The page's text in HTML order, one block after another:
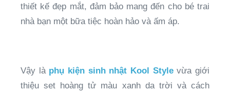
thiết kế đẹp mắt, đảm bảo mang đến cho bé trai
nhà bạn một bữa tiệc hoàn hảo và ấm áp.
Vậy là phụ kiện sinh nhật Kool Stylevừa giới
thiệu set hoàng tử màu xanh da trời và cách